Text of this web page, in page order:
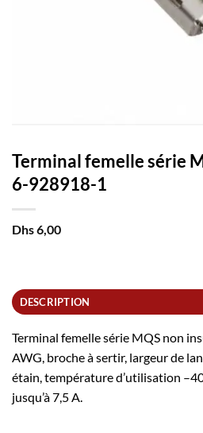
Terminal femelle série
6-928918-1
Dhs6,00
DESCRIPTION
Terminal femelle série MQS non
AWG, broche à sertir, largeur de
étain, température d’utilisation
jusqu’à 7,5 A.